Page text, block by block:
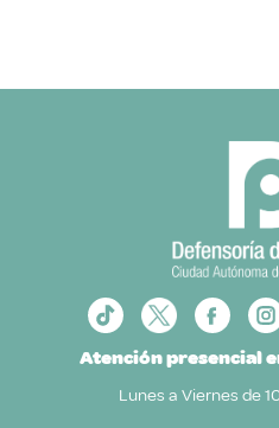
Atención presencial
Lunes a Viernes de